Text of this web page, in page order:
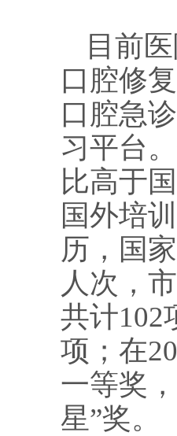
目前
口腔修
口腔急
习平台
比高于
国外培
历，国
人次，
共计102
项；在
一等奖，
星”奖。